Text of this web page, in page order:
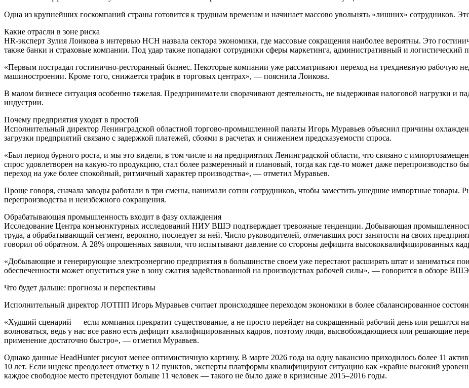
Одна из крупнейших госкомпаний страны готовится к трудным временам и начинает массово увольнять «лишних» сотрудников.
Какие отрасли в зоне риска
HR-эксперт Зулия Лоикова в интервью НСН назвала сектора экономики, где массовые сокращения наиболее вероятны. Это
также банки и страховые компании. Под удар также попадают сотрудники сферы маркетинга, административный и логистический
«Первым пострадал гостинично-ресторанный бизнес. Некоторые компании уже рассматривают переход на трехдневную рабочую
машиностроении. Кроме того, снижается трафик в торговых центрах», — пояснила Лоикова.
В малом бизнесе ситуация особенно тяжелая. Предприниматели сворачивают деятельность, не выдерживая налоговой нагрузки и
индустрии.
Почему предприятия уходят в простой
Исполнительный директор Ленинградской областной торгово-промышленной палаты Игорь Муравьев объяснил причины
загрузки предприятий связано с задержкой платежей, сбоями в расчетах и снижением предсказуемости спроса.
«Был период бурного роста, и мы это видели, в том числе и на предприятиях Ленинградской области, что связано с
спрос удовлетворен на какую-то продукцию, стал более размеренный и плановый, тогда как где-то может даже перепроизводство
переход на уже более спокойный, ритмичный характер производства», — отметил Муравьев.
Проще говоря, сначала заводы работали в три смены, нанимали сотни сотрудников, чтобы заместить ушедшие импортные товары.
перепроизводства и неизбежного сокращения.
Обрабатывающая промышленность входит в фазу охлаждения
Исследование Центра конъюнктурных исследований НИУ ВШЭ подтверждает тревожные тенденции. Добывающая
труда, а обрабатывающий сегмент, вероятно, последует за ней. Число руководителей, отмечавших рост занятости на своих
говорил об обратном. А 28% опрошенных заявили, что испытывают давление со стороны дефицита высококвалифицированных
«Добывающие и генерирующие электроэнергию предприятия в большинстве своем уже перестают расширять штат и заниматься
обеспеченности может опуститься уже в зону сжатия задействованной на производствах рабочей силы», — говорится в обзоре
Что будет дальше: прогнозы и перспективы
Исполнительный директор ЛОТПП Игорь Муравьев считает происходящее переходом экономики в более сбалансированное
«Худший сценарий — если компания прекратит существование, а не просто перейдет на сокращенный рабочий день или решится
волноваться, ведь у нас все равно есть дефицит квалифицированных кадров, поэтому люди, высвобождающиеся или решающие
применение достаточно быстро», — отметил Муравьев.
Однако данные HeadHunter рисуют менее оптимистичную картину. В марте 2026 года на одну вакансию приходилось более 11
10 лет. Если индекс преодолеет отметку в 12 пунктов, эксперты платформы квалифицируют ситуацию как «крайне высокий
каждое свободное место претендуют больше 11 человек — такого не было даже в кризисные 2015–2016 годы.